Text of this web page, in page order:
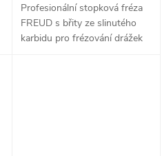
Profesionální stopková fréza
FREUD s břity ze slinutého
karbidu pro frézování drážek